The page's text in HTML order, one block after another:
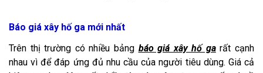
Báo giá xây hố ga mới nhất
Trên thị trường có nhiều bảng báo giá xây hố garất cạnh
nhau vì để đáp ứng đủ nhu cầu của người tiêu dùng. Giá cả